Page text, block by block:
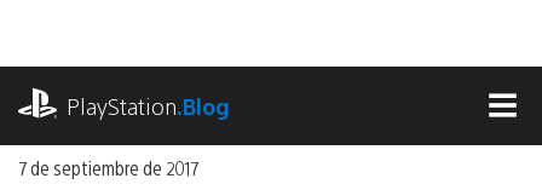
contenido
PlayStation.Blog
7 de septiembre de 2017